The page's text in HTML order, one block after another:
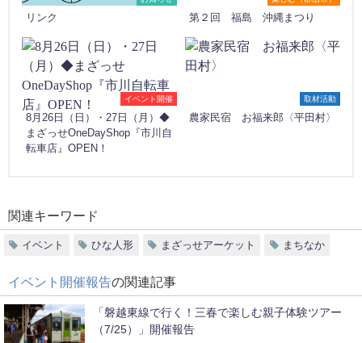
リンク 第２回 福島 沖縄まつり
イベント開催
8月26日（日）・27日（月）◆
まざっせOneDayShop『市川自
転車店』OPEN！
取材活動
農家民宿 お福来郎〈平田村〉
関連キーワード
イベント ひな人形 まざっせアーケット まちなか
イベント開催報告の関連記事
「磐越東線で行く！三春で楽しむ親子体験ツアー
（7/25）」開催報告